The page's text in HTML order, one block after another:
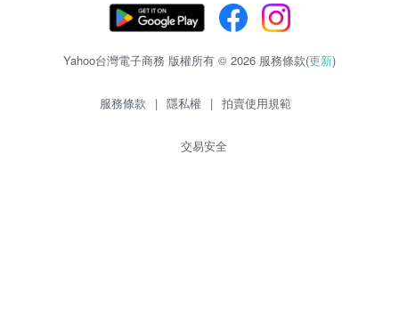
Yahoo台灣電子商務 版權所有 © 2026 服務條款(更新)
服務條款 | 隱私權 | 拍賣使用規範
交易安全